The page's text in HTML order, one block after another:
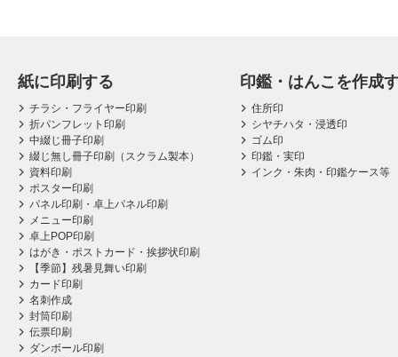
紙に印刷する
チラシ・フライヤー印刷
折パンフレット印刷
中綴じ冊子印刷
綴じ無し冊子印刷（スクラム製本）
資料印刷
ポスター印刷
パネル印刷・卓上パネル印刷
メニュー印刷
卓上POP印刷
はがき・ポストカード・挨拶状印刷
【季節】残暑見舞い印刷
カード印刷
名刺作成
封筒印刷
伝票印刷
ダンボール印刷
印鑑・はんこを作成
住所印
シヤチハタ・浸透印
ゴム印
印鑑・実印
インク・朱肉・印鑑ケース等